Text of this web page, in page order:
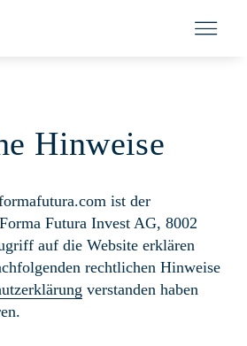
Kompetenz
Über uns
Hinweise
ist der
Futura Invest AG, 8002
auf die Website erklären
rechtlichen Hinweise
verstanden haben